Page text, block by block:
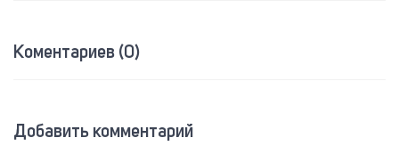
Коментариев (0)
Добавить комментарий